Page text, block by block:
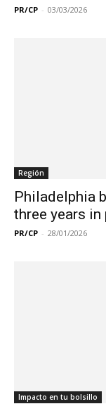
PR/CP - 03/03/2026
Región
Philadelphia
three years
PR/CP - 28/01/2026
Impacto en tu bolsillo